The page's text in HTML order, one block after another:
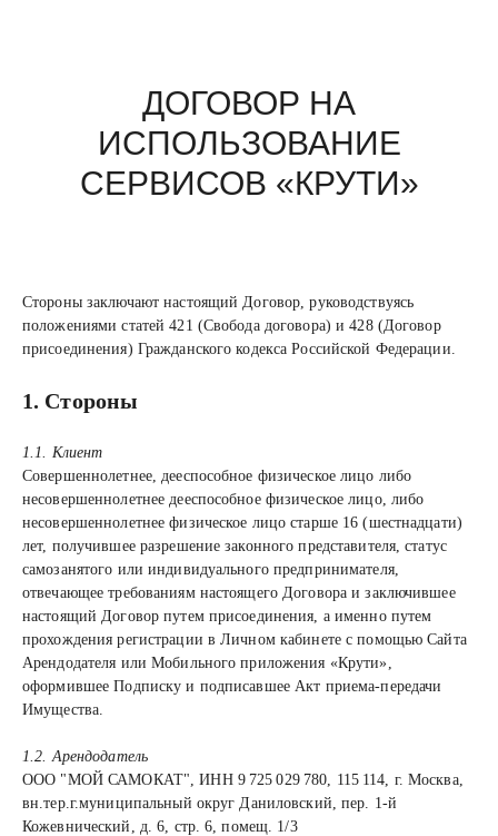
ДОГОВОР НА
ИСПОЛЬЗОВАНИЕ
СЕРВИСОВ «КРУТИ»
Стороны заключают настоящий Договор, руководствуясь
положениями статей 421 (Свобода договора) и 428 (Договор
присоединения) Гражданского кодекса Российской Федерации.
1. Стороны
1.1. Клиент
Совершеннолетнее, дееспособное физическое лицо либо
несовершеннолетнее дееспособное физическое лицо, либо
несовершеннолетнее физическое лицо старше 16 (шестнадцати)
лет, получившее разрешение законного представителя, статус
самозанятого или индивидуального предпринимателя,
отвечающее требованиям настоящего Договора и заключившее
настоящий Договор путем присоединения, а именно путем
прохождения регистрации в Личном кабинете с помощью Сайта
Арендодателя или Мобильного приложения «Крути»,
оформившее Подписку и подписавшее Акт приема-передачи
Имущества.
1.2. Арендодатель
ООО "МОЙ САМОКАТ", ИНН 9 725 029 780, 115 114, г. Москва,
вн.тер.г.муниципальный округ Даниловский, пер. 1-й
Кожевнический, д. 6, стр. 6, помещ. 1/3